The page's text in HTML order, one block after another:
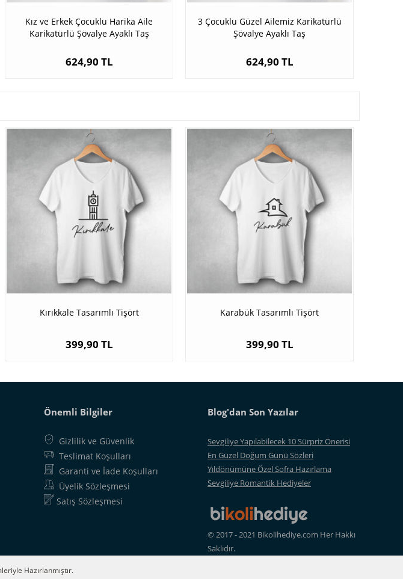
Kız ve Erkek Çocuklu Harika Aile
Karikatürlü Şövalye Ayaklı Taş
624,90 TL
3 Çocuklu Güzel Ailemiz Karikatürlü
Şövalye Ayaklı Taş
624,90 TL
Kırıkkale Tasarımlı Tişört
399,90 TL
Karabük Tasarımlı Tişört
399,90 TL
Önemli Bilgiler Blog'dan Son Yazılar
Gizlilik ve Güvenlik
Teslimat Koşulları
Garanti ve İade Koşulları
Üyelik Sözleşmesi
Satış Sözleşmesi
Sevgiliye Yapılabilecek 10 Sürpriz Önerisi
En Güzel Doğum Günü Sözleri
Yıldönümüne Özel Sofra Hazırlama
Sevgiliye Romantik Hediyeler
© 2017 - 2021 Bikolihediye.com Her Hakkı
Saklıdır.
Hazırlanmıştır.